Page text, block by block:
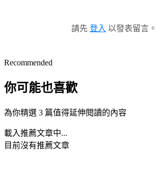
請先 登入 以發表留言。
Recommended
你可能也喜歡
為你精選 3 篇值得延伸閱讀的內容
載入推薦文章中...
目前沒有推薦文章